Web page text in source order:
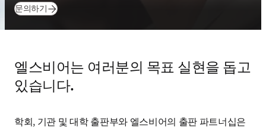
문의하기
엘스비어는 여러분의 목표 실현을 돕고
있습니다.
학회, 기관 및 대학 출판부와 엘스비어의 출판 파트너십은